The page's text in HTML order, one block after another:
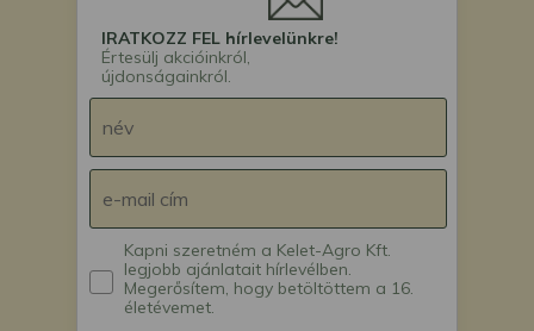
IRATKOZZ FEL hírlevelünkre!
Értesülj akcióinkról,
újdonságainkról.
Kapni szeretném a Kelet-Agro Kft.
legjobb ajánlatait hírlevélben.
Megerősítem, hogy betöltöttem a 16.
életévemet.